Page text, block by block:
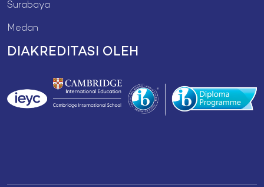
Surabaya
Medan
DIAKREDITASI OLEH